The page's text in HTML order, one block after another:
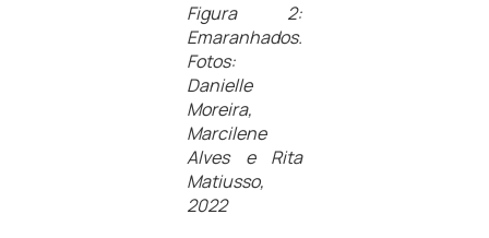
Figura 2:
Emaranhados.
Fotos:
Danielle
Moreira,
Marcilene
Alves e Rita
Matiusso,
2022